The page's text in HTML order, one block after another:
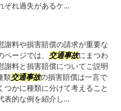
ぞれ過失があるケ...
謝料や損害賠償の請求が重要な
ージでは、 交通事故にまつわ
謝料と損害賠償についてご説明
類交通事故の損害賠償は一言で
つかに種類に分けて考えること
表的な例を紹介し...